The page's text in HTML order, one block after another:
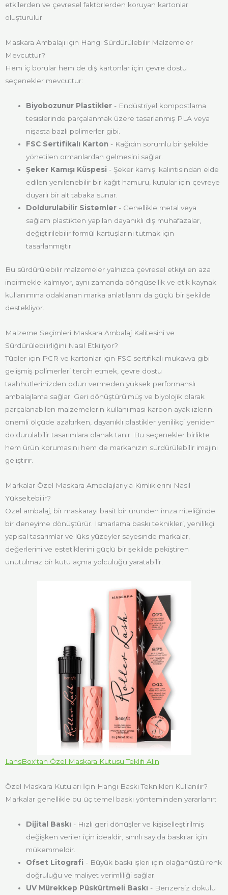
etkilerden ve çevresel faktörlerden koruyan kartonlar
oluşturulur.
Maskara Ambalajı için Hangi Sürdürülebilir Malzemeler
Mevcuttur?
Hem iç borular hem de dış kartonlar için çevre dostu
seçenekler mevcuttur:
Biyobozunur Plastikler - Endüstriyel kompostlama
tesislerinde parçalanmak üzere tasarlanmış PLA veya
nişasta bazlı polimerler gibi.
FSC Sertifikalı Karton - Kağıdın sorumlu bir şekilde
yönetilen ormanlardan gelmesini sağlar.
Şeker Kamışı Küspesi - Şeker kamışı kalıntısından elde
edilen yenilenebilir bir kağıt hamuru, kutular için çevreye
duyarlı bir alt tabaka sunar.
Doldurulabilir Sistemler - Genellikle metal veya
sağlam plastikten yapılan dayanıklı dış muhafazalar,
değiştirilebilir formül kartuşlarını tutmak için
tasarlanmıştır.
Bu sürdürülebilir malzemeler yalnızca çevresel etkiyi en aza
indirmekle kalmıyor, aynı zamanda döngüsellik ve etik kaynak
kullanımına odaklanan marka anlatılarını da güçlü bir şekilde
destekliyor.
Malzeme Seçimleri Maskara Ambalaj Kalitesini ve
Sürdürülebilirliğini Nasıl Etkiliyor?
Tüpler için PCR ve kartonlar için FSC sertifikalı mukavva gibi
gelişmiş polimerleri tercih etmek, çevre dostu
taahhütlerinizden ödün vermeden yüksek performanslı
ambalajlama sağlar. Geri dönüştürülmüş ve biyolojik olarak
parçalanabilen malzemelerin kullanılması karbon ayak izlerini
önemli ölçüde azaltırken, dayanıklı plastikler yenilikçi yeniden
doldurulabilir tasarımlara olanak tanır. Bu seçenekler birlikte
hem ürün korumasını hem de markanızın sürdürülebilir imajını
geliştirir.
Markalar Özel Maskara Ambalajlarıyla Kimliklerini Nasıl
Yükseltebilir?
Özel ambalaj, bir maskarayı basit bir üründen imza niteliğinde
bir deneyime dönüştürür. Ismarlama baskı teknikleri, yenilikçi
yapısal tasarımlar ve lüks yüzeyler sayesinde markalar,
değerlerini ve estetiklerini güçlü bir şekilde pekiştiren
unutulmaz bir kutu açma yolculuğu yaratabilir.
LansBox'tan Özel Maskara Kutusu Teklifi Alın
Özel Maskara Kutuları İçin Hangi Baskı Teknikleri Kullanılır?
Markalar genellikle bu üç temel baskı yönteminden yararlanır:
Dijital Baskı - Hızlı geri dönüşler ve kişiselleştirilmiş
değişken veriler için idealdir, sınırlı sayıda baskılar için
mükemmeldir.
Ofset Litografi - Büyük baskı işleri için olağanüstü renk
doğruluğu ve maliyet verimliliği sağlar.
UV Mürekkep Püskürtmeli Baskı - Benzersiz dokulu